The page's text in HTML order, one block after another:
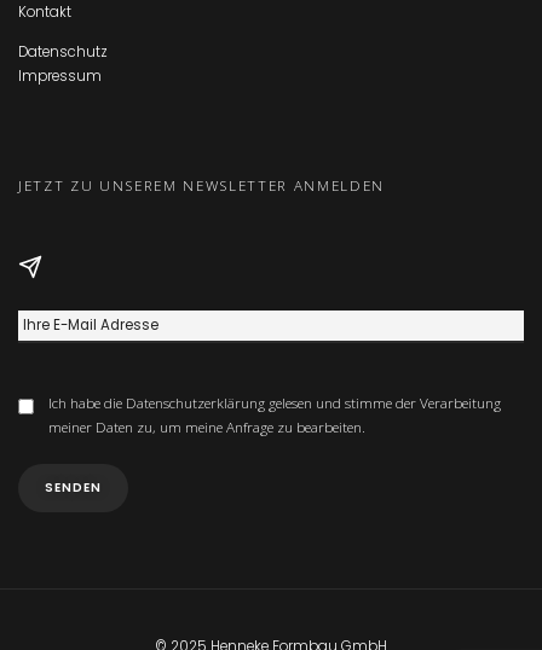
Kontakt
Datenschutz
Impressum
JETZT ZU UNSEREM NEWSLETTER ANMELDEN
Ich habe die Datenschutzerklärung gelesen und stimme der Verarbeitung
meiner Daten zu, um meine Anfrage zu bearbeiten.